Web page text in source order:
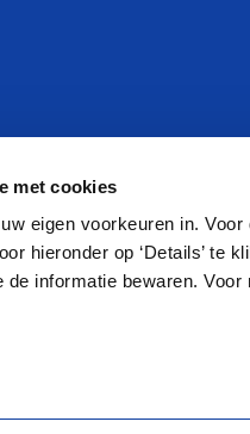
met cookies
eigen voorkeuren in.
hieronder op ‘Details’ te
informatie bewaren.